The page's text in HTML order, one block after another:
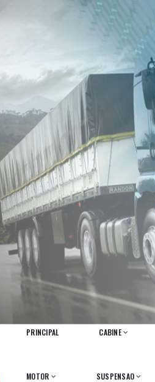
PRINCIPAL CABINE
MOTOR SUSPENSAO